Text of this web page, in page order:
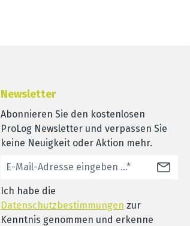
Newsletter
Abonnieren Sie den kostenlosen
ProLog Newsletter und verpassen Sie
keine Neuigkeit oder Aktion mehr.
Ich habe die
Datenschutzbestimmungen zur
Kenntnis genommen und erkenne